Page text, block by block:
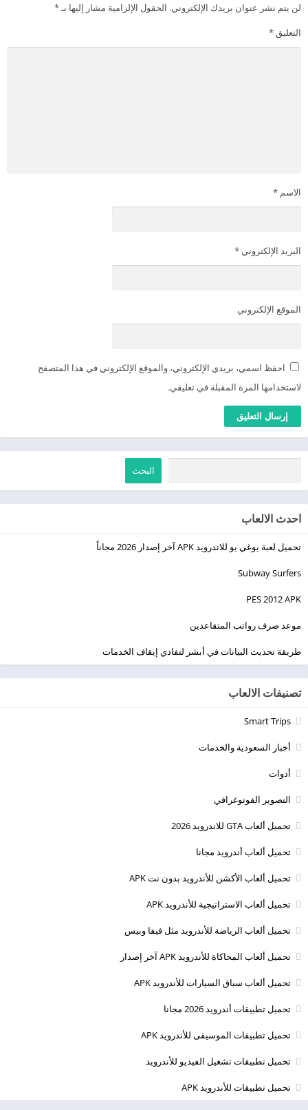
لن يتم نشر عنوان بريدك الإلكتروني. الحقول الإلزامية مشار إليها بـ*
التعليق *
الاسم *
البريد الإلكتروني *
الموقع الإلكتروني
احفظ اسمي، بريدي الإلكتروني، والموقع الإلكتروني في هذا المتصفح
لاستخدامها المرة المقبلة في تعليقي.
البحث
احدث الالعاب
تحميل لعبة يوغي يو للاندرويد APK آخر إصدار 2026 مجاناً
Subway Surfers
PES 2012 APK
موعد صرف رواتب المتقاعدين
طريقة تحديث البيانات في أبشر لتفادي إيقاف الخدمات
تصنيفات الالعاب
Smart Trips
أخبار السعودية والخدمات
أدوات
التصوير الفوتوغرافي
تحميل ألعاب GTA للاندرويد 2026
تحميل ألعاب أندرويد مجانا
تحميل ألعاب الأكشن للأندرويد بدون نت APK
تحميل ألعاب الاستراتيجية للأندرويد APK
تحميل ألعاب الرياضة للأندرويد مثل فيفا وبيس
تحميل ألعاب المحاكاة للأندرويد APK آخر إصدار
تحميل ألعاب سباق السيارات للأندرويد APK
تحميل تطبيقات أندرويد 2026 مجانا
تحميل تطبيقات الموسيقى للأندرويد APK
تحميل تطبيقات تشغيل الفيديو للأندرويد
تحميل تطبيقات للأندرويد APK